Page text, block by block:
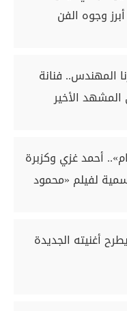
وجوه الفن
المهندس.. فنانة
الأخير
أحمد غزي وكزبرة
لفيلم «محمود
أغنيته الجديدة